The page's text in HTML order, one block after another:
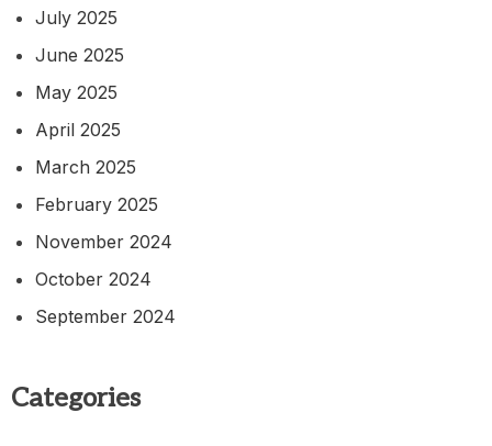
July 2025
June 2025
May 2025
April 2025
March 2025
February 2025
November 2024
October 2024
September 2024
Categories